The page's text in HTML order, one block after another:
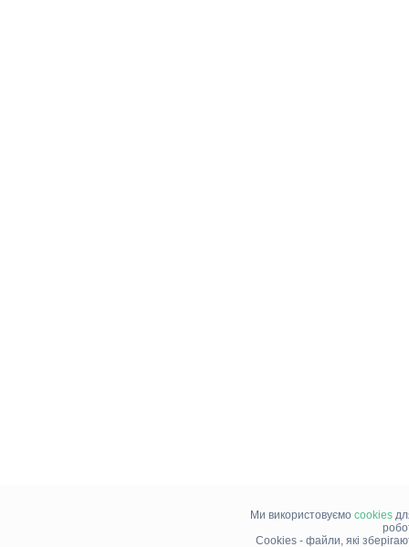
Ми використовуємо cookies
Cookies - файли, які